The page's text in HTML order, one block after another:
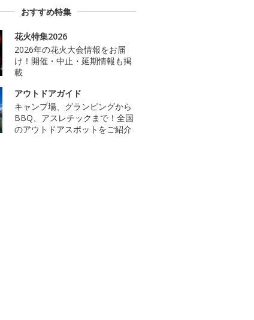
おすすめ特集
花火特集2026
2026年の花火大会情報をお届
け！開催・中止・延期情報も掲
載
アウトドアガイド
キャンプ場、グランピングから
BBQ、アスレチックまで！全国
のアウトドアスポットをご紹介